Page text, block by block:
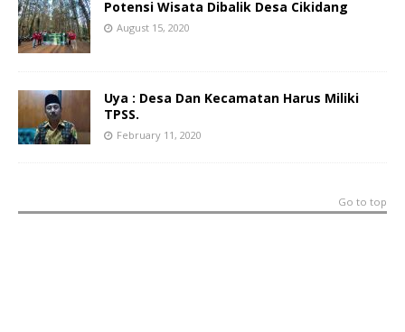
Potensi Wisata Dibalik Desa Cikidang
August 15, 2020
Uya : Desa Dan Kecamatan Harus Miliki
TPSS.
February 11, 2020
Go to top